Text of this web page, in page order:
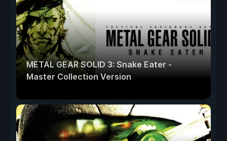
METAL GEAR SOLID 3: Snake Eater -
Master Collection Version